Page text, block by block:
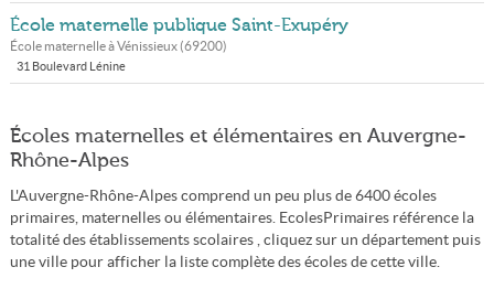
École maternelle publique Saint-Exupéry
École maternelle àVénissieux(69200)
31 Boulevard Lénine
Écoles maternelles et élémentaires en Auvergne-
Rhône-Alpes
L'Auvergne-Rhône-Alpes comprend un peu plus de 6400 écoles
primaires, maternelles ou élémentaires. EcolesPrimaires référence la
totalité des établissements scolaires , cliquez sur un département puis
une ville pour afficher la liste complète des écoles de cette ville.